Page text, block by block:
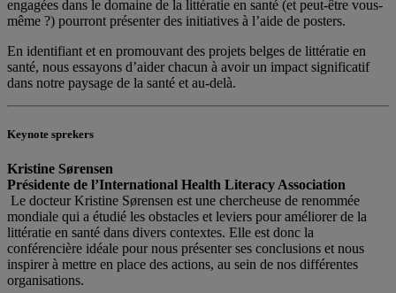
engagées dans le domaine de la littératie en santé (et peut-être vous-
même ?) pourront présenter des initiatives à l’aide de posters.
En identifiant et en promouvant des projets belges de littératie en
santé, nous essayons d’aider chacun à avoir un impact significatif
dans notre paysage de la santé et au-delà.
Keynote sprekers
Kristine Sørensen
Présidente de l’International Health Literacy Association
Le docteur Kristine Sørensen est une chercheuse de renommée
mondiale qui a étudié les obstacles et leviers pour améliorer de la
littératie en santé dans divers contextes. Elle est donc la
conférencière idéale pour nous présenter ses conclusions et nous
inspirer à mettre en place des actions, au sein de nos différentes
organisations.